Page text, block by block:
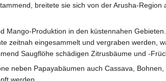
breitete sie sich von der Arusha-
Produktion in den küstennahen
zeitnah eingesammelt und vergraben werden,
Saugflöhe schädigen Zitrusbäume und -
neben Papayabäumen auch Cassava,